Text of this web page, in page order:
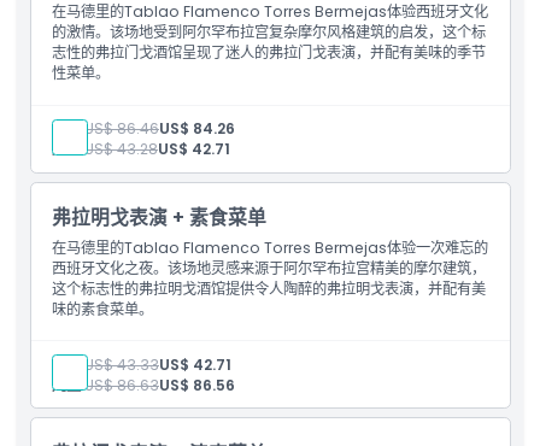
在马德里的Tablao Flamenco Torres Bermejas体验西班牙文化
的激情。该场地受到阿尔罕布拉宫复杂摩尔风格建筑的启发，这个标
志性的弗拉门戈酒馆呈现了迷人的弗拉门戈表演，并配有美味的季节
性菜单。
成人: US$ 86.46US$ 84.26
儿童: US$ 43.28US$ 42.71
弗拉明戈表演 + 素食菜单
在马德里的Tablao Flamenco Torres Bermejas体验一次难忘的
西班牙文化之夜。该场地灵感来源于阿尔罕布拉宫精美的摩尔建筑，
这个标志性的弗拉明戈酒馆提供令人陶醉的弗拉明戈表演，并配有美
味的素食菜单。
成人: US$ 43.33US$ 42.71
儿童:US$ 86.63US$ 86.56